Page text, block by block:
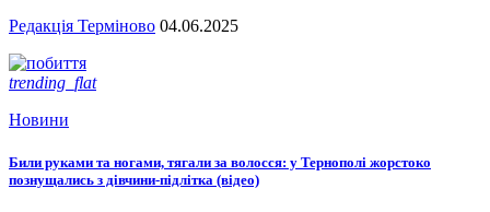
Редакція Терміново 04.06.2025
trending_flat
Новини
Били руками та ногами, тягали за волосся: у Тернополі жорстоко
познущались з дівчини-підлітка (відео)